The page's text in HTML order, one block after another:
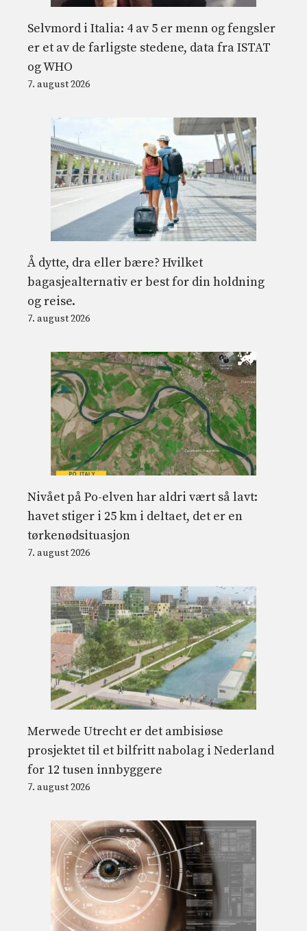
Selvmord i Italia: 4 av 5 er menn og fengsler
er et av de farligste stedene, data fra ISTAT
og WHO
7. august 2026
Å dytte, dra eller bære? Hvilket
bagasjealternativ er best for din holdning
og reise.
7. august 2026
Nivået på Po-elven har aldri vært så lavt:
havet stiger i 25 km i deltaet, det er en
tørkenødsituasjon
7. august 2026
Merwede Utrecht er det ambisiøse
prosjektet til et bilfritt nabolag i Nederland
for 12 tusen innbyggere
7. august 2026